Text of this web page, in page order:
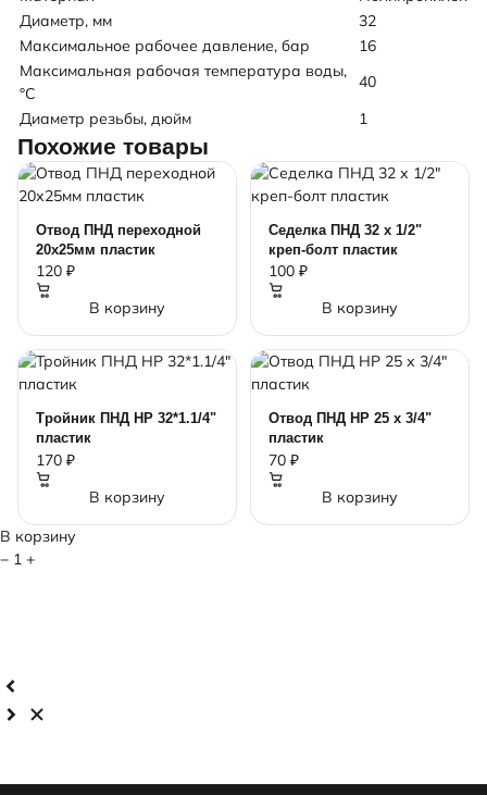
Диаметр, мм
32
Максимальное рабочее давление, бар
16
Максимальная рабочая температура воды,
°C
40
Диаметр резьбы, дюйм
1
Похожие товары
Отвод ПНД переходной
20х25мм пластик
120 ₽
В корзину
Седелка ПНД 32 х 1/2"
креп-болт пластик
100 ₽
В корзину
Тройник ПНД НР 32*1.1/4"
пластик
170 ₽
В корзину
Отвод ПНД НР 25 х 3/4"
пластик
70 ₽
В корзину
В корзину
− 1 +